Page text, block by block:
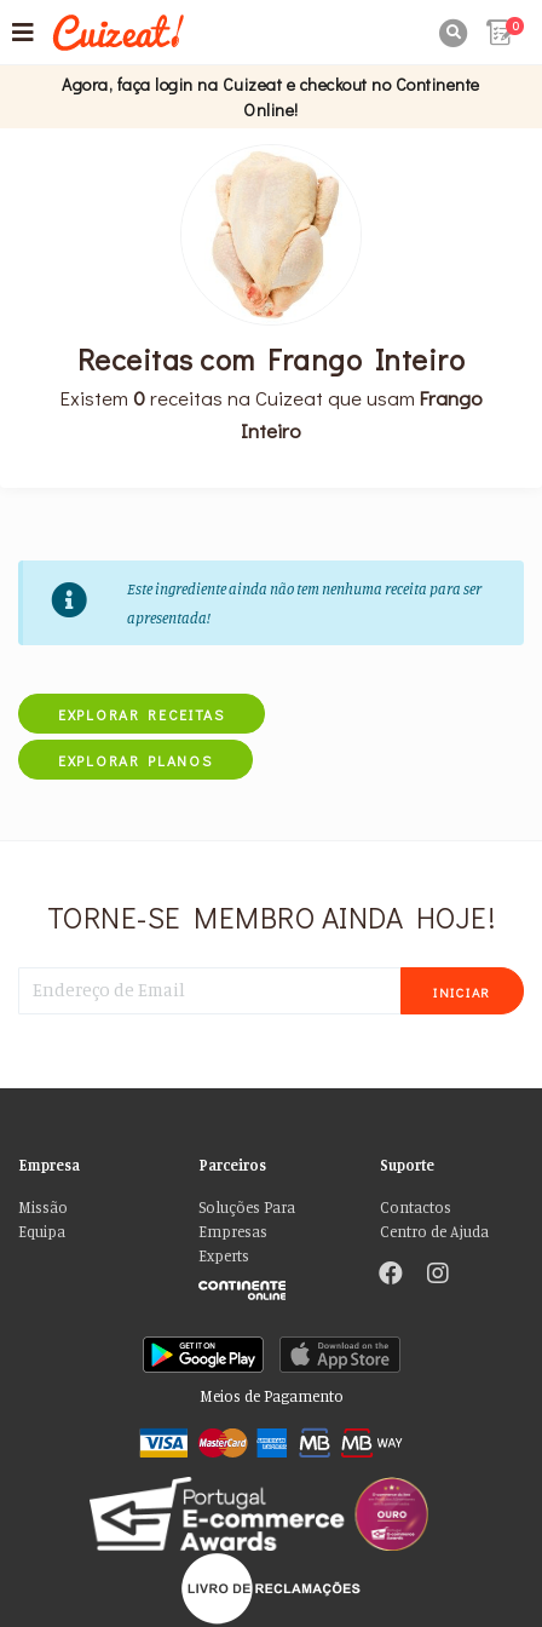
0
Agora, faça login na Cuizeat e checkout no Continente
Online!
Receitas com Frango Inteiro
Existem 0receitas na Cuizeat que usam Frango
Inteiro
Este ingrediente ainda não tem nenhuma receita para ser
apresentada!
EXPLORAR RECEITAS
EXPLORAR PLANOS
TORNE-SE MEMBRO AINDA HOJE!
INICIAR
Empresa
Missão
Equipa
Parceiros
Soluções Para
Empresas
Experts
Suporte
Contactos
Centro de Ajuda
Meios de Pagamento
Por favor aceite as nossas deliciosas